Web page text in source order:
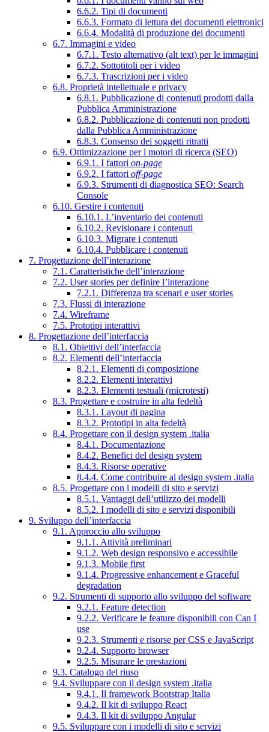
6.6.2. Tipi di documenti
6.6.3. Formato di lettura dei documenti elettronici
6.6.4. Modalità di produzione dei documenti
6.7. Immagini e video
6.7.1. Testo alternativo (alt text) per le immagini
6.7.2. Sottotitoli per i video
6.7.3. Trascrizioni per i video
6.8. Proprietà intellettuale e privacy
6.8.1. Pubblicazione di contenuti prodotti dalla
Pubblica Amministrazione
6.8.2. Pubblicazione di contenuti non prodotti
dalla Pubblica Amministrazione
6.8.3. Consenso dei soggetti ritratti
6.9. Ottimizzazione per i motori di ricerca (SEO)
6.9.1. I fattori on-page
6.9.2. I fattori off-page
6.9.3. Strumenti di diagnostica SEO: Search
Console
6.10. Gestire i contenuti
6.10.1. L’inventario dei contenuti
6.10.2. Revisionare i contenuti
6.10.3. Migrare i contenuti
6.10.4. Pubblicare i contenuti
7. Progettazione dell’interazione
7.1. Caratteristiche dell’interazione
7.2. User stories per definire l’interazione
7.2.1. Differenza tra scenari e user stories
7.3. Flussi di interazione
7.4. Wireframe
7.5. Prototipi interattivi
8. Progettazione dell’interfaccia
8.1. Obiettivi dell’interfaccia
8.2. Elementi dell’interfaccia
8.2.1. Elementi di composizione
8.2.2. Elementi interattivi
8.2.3. Elementi testuali (microtesti)
8.3. Progettare e costruire in alta fedeltà
8.3.1. Layout di pagina
8.3.2. Prototipi in alta fedeltà
8.4. Progettare con il design system .italia
8.4.1. Documentazione
8.4.2. Benefici del design system
8.4.3. Risorse operative
8.4.4. Come contribuire al design system .italia
8.5. Progettare con i modelli di sito e servizi
8.5.1. Vantaggi dell’utilizzo dei modelli
8.5.2. I modelli di sito e servizi disponibili
9. Sviluppo dell’interfaccia
9.1. Approccio allo sviluppo
9.1.1. Attività preliminari
9.1.2. Web design responsivo e accessibile
9.1.3. Mobile first
9.1.4. Progressive enhancement e Graceful
degradation
9.2. Strumenti di supporto allo sviluppo del software
9.2.1. Feature detection
9.2.2. Verificare le feature disponibili con Can I
use
9.2.3. Strumenti e risorse per CSS e JavaScript
9.2.4. Supporto browser
9.2.5. Misurare le prestazioni
9.3. Catalogo del riuso
9.4. Sviluppare con il design system .italia
9.4.1. Il framework Bootstrap Italia
9.4.2. Il kit di sviluppo React
9.4.3. Il kit di sviluppo Angular
9.5. Sviluppare con i modelli di sito e servizi